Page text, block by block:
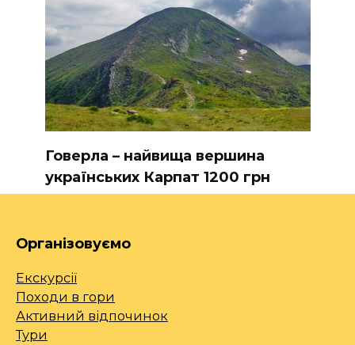
Говерла – найвища вершина
українських Карпат 1200 грн
Організовуємо
Екскурсії
Походи в гори
Активний відпочинок
Тури